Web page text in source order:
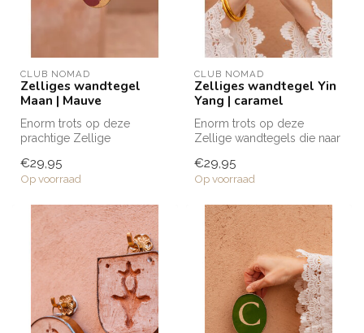
CLUB NOMAD
Zelliges wandtegel
Maan | Mauve
Enorm trots op deze
prachtige Zellige
eigen ontwerp zij...
€29,95
Op voorraad
CLUB NOMAD
Zelliges wandtegel Yin
Yang | caramel
Enorm trots op deze
Zellige wandtegels die naar
gemaakt....
€29,95
Op voorraad